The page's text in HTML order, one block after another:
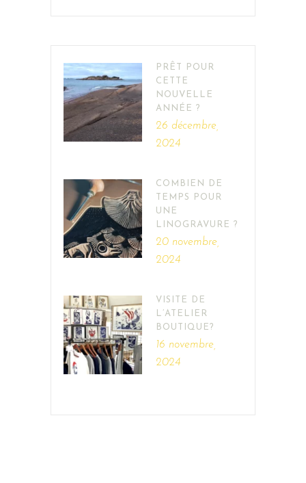
PRÊT POUR
CETTE
NOUVELLE
ANNÉE ?
26 décembre,
2024
COMBIEN DE
TEMPS POUR
UNE
LINOGRAVURE ?
20 novembre,
2024
VISITE DE
L’ATELIER
BOUTIQUE?
16 novembre,
2024